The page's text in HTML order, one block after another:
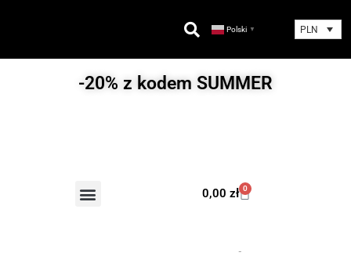
Polski ▼ PLN
-20% z kodem SUMMER
0,00 zł 0